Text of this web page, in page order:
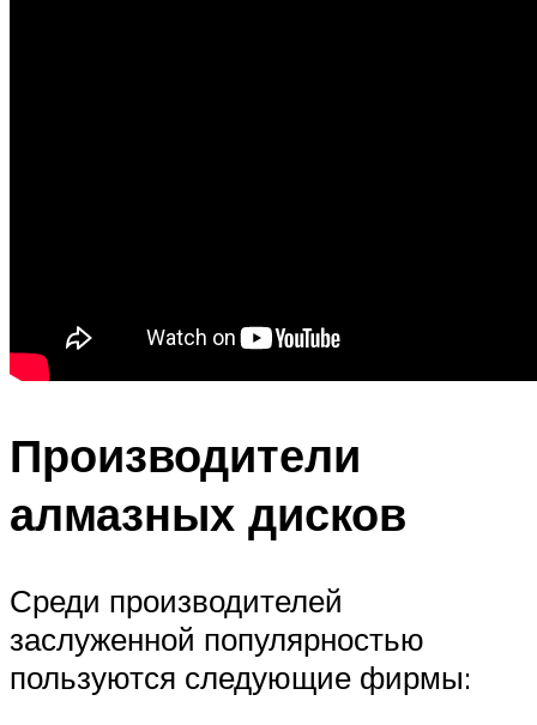
Производители
алмазных дисков
Среди производителей
заслуженной популярностью
пользуются следующие фирмы: